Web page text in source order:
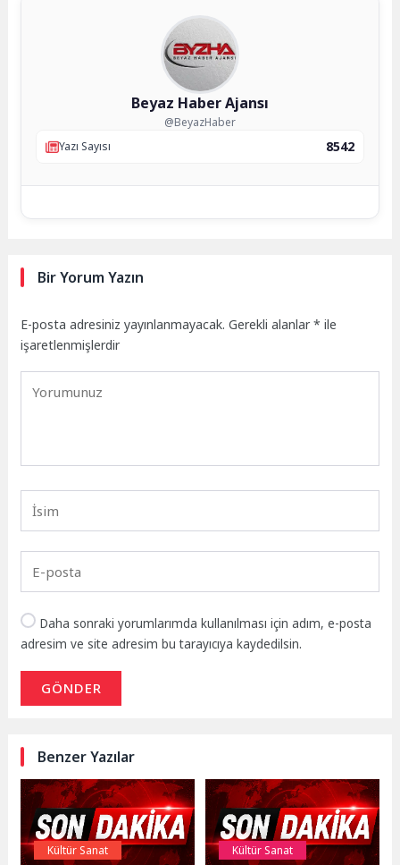
Beyaz Haber Ajansı
@BeyazHaber
Yazı Sayısı
8542
Bir Yorum Yazın
E-posta adresiniz yayınlanmayacak. Gerekli alanlar* ile
işaretlenmişlerdir
Daha sonraki yorumlarımda kullanılması için adım, e-posta
adresim ve site adresim bu tarayıcıya kaydedilsin.
GÖNDER
Benzer Yazılar
Kültür Sanat Kültür Sanat